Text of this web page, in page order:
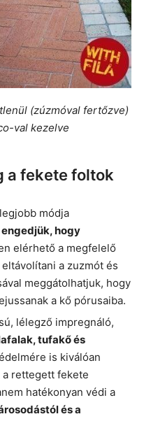
(zúzmóval fertőzve)
val kezelve
a fekete foltok
módja
hogy
elérhető a megfelelő
a zuzmót és
meggátolhatjuk, hogy
a kő pórusaiba.
lélegző impregnáló,
tufakő és
is kiválóan
a rettegett fekete
hatékonyan védi a
és a